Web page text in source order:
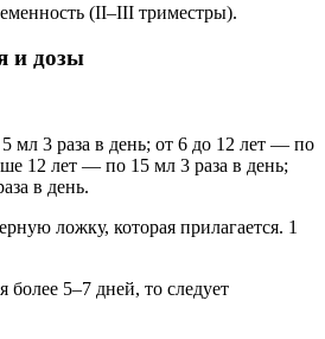
(II–III триместры).
и дозы
мл 3 раза в день; от 6 до 12 лет — по
12 лет — по 15 мл 3 раза в день;
в день.
ложку, которая прилагается. 1
более 5–7 дней, то следует